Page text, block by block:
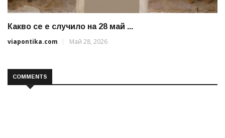
Какво се е случило на 28 май ...
viapontika.com
Май 28, 2026
COMMENTS